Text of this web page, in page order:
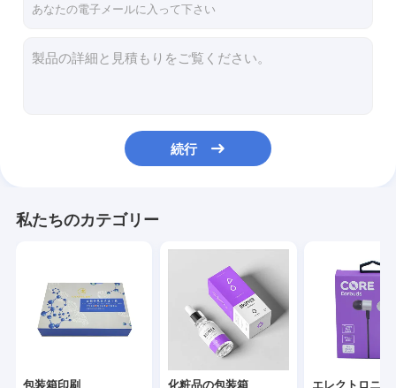
工場 ツアー
エレクトロニクス包装箱
ペーパー ギフト袋
続行
私たちのカテゴリー
包装箱印刷 化粧品の包装箱 エレクトロニク